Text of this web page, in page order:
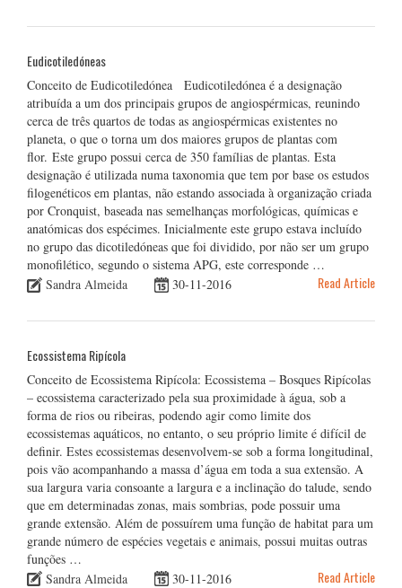
Eudicotiledóneas
Conceito de Eudicotiledónea Eudicotiledónea é a designação
atribuída a um dos principais grupos de angiospérmicas, reunindo
cerca de três quartos de todas as angiospérmicas existentes no
planeta, o que o torna um dos maiores grupos de plantas com
flor. Este grupo possui cerca de 350 famílias de plantas. Esta
designação é utilizada numa taxonomia que tem por base os estudos
filogenéticos em plantas, não estando associada à organização criada
por Cronquist, baseada nas semelhanças morfológicas, químicas e
anatómicas dos espécimes. Inicialmente este grupo estava incluído
no grupo das dicotiledóneas que foi dividido, por não ser um grupo
monofilético, segundo o sistema APG, este corresponde …
Sandra Almeida
30-11-2016 Read Article
Ecossistema Ripícola
Conceito de Ecossistema Ripícola: Ecossistema – Bosques Ripícolas
– ecossistema caracterizado pela sua proximidade à água, sob a
forma de rios ou ribeiras, podendo agir como limite dos
ecossistemas aquáticos, no entanto, o seu próprio limite é difícil de
definir. Estes ecossistemas desenvolvem-se sob a forma longitudinal,
pois vão acompanhando a massa d’água em toda a sua extensão. A
sua largura varia consoante a largura e a inclinação do talude, sendo
que em determinadas zonas, mais sombrias, pode possuir uma
grande extensão. Além de possuírem uma função de habitat para um
grande número de espécies vegetais e animais, possui muitas outras
funções …
Sandra Almeida
30-11-2016 Read Article